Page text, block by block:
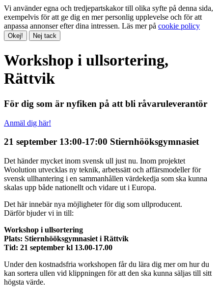
Vi använder egna och tredjepartskakor till olika syfte på denna sida,
exempelvis för att ge dig en mer personlig upplevelse och för att
anpassa annonser efter dina intressen. Läs mer på cookie policy
Okej! Nej tack
Workshop i ullsortering,
Rättvik
För dig som är nyfiken på att bli råvaruleverantör
Anmäl dig här!
21 september 13:00-17:00 Stiernhööksgymnasiet
Det händer mycket inom svensk ull just nu. Inom projektet
Woolution utvecklas ny teknik, arbetssätt och affärsmodeller för
svensk ullhantering i en sammanhållen värdekedja som ska kunna
skalas upp både nationellt och vidare ut i Europa.
Det här innebär nya möjligheter för dig som ullproducent.
Därför bjuder vi in till:
Workshop i ullsortering
Plats: Stiernhööksgymnasiet i Rättvik
Tid: 21 september kl 13.00-17.00
Under den kostnadsfria workshopen får du lära dig mer om hur du
kan sortera ullen vid klippningen för att den ska kunna säljas till sitt
högsta värde.